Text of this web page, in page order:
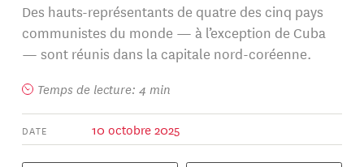
Des hauts-représentants de quatre des cinq pays
communistes du monde — à l’exception de Cuba
— sont réunis dans la capitale nord-coréenne.
Temps de lecture: 4 min
DATE 10 octobre 2025